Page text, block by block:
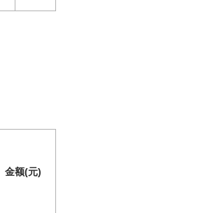
金额(元)